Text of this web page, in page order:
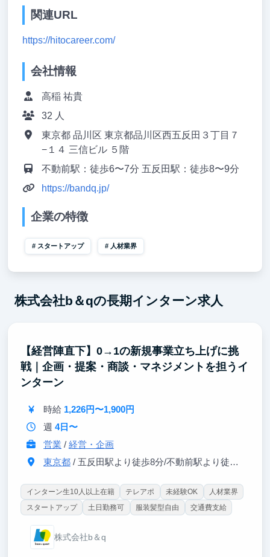
関連URL
https://hitocareer.com/
会社情報
高稲 祐貴
32 人
東京都 品川区 東京都品川区西五反田３丁目７
−１４ 三信ビル ５階
不動前駅：徒歩6〜7分 五反田駅：徒歩8〜9分
https://bandq.jp/
企業の特徴
スタートアップ 人材業界
株式会社b＆qの長期インターン求人
【経営陣直下】0→1の新規事業立ち上げに挑
戦｜企画・提案・商談・マネジメントを担うイ
ンターン
時給 1,226円〜1,900円
週 4日〜
営業 / 経営・企画
東京都/ 五反田駅より徒歩8分/不動前駅より徒歩5分
インターン生10人以上在籍 テレアポ 未経験OK
人材業界
スタートアップ
土日勤務可 服装髪型自由 交通費支給
株式会社b＆q